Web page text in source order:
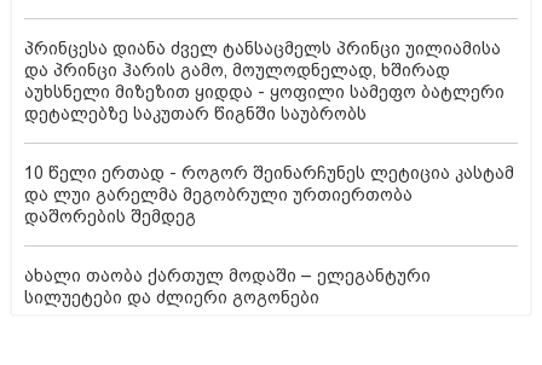
პრინცესა დიანა ძველ ტანსაცმელს პრინცი უილიამისა
და პრინცი ჰარის გამო, მოულოდნელად, ხშირად
აუხსნელი მიზეზით ყიდდა - ყოფილი სამეფო ბატლერი
დეტალებზე საკუთარ წიგნში საუბრობს
10 წელი ერთად - როგორ შეინარჩუნეს ლეტიცია კასტამ
და ლუი გარელმა მეგობრული ურთიერთობა
დაშორების შემდეგ
ახალი თაობა ქართულ მოდაში – ელეგანტური
სილუეტები და ძლიერი გოგონები